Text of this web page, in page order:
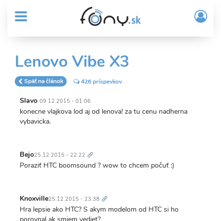
obsah
MENU
Sub
Header
menu
User
account
menu
/
Lenovo Vibe X3
Späť na článok 426 príspevkov
Slavo 09.12.2015 - 01:06
konecne vlajkova lod aj od lenova! za tu cenu nadherna
vybavicka.
Bejo25.12.2015 - 22:22 odkaz
Poraziť HTC boomsound ? wow to chcem počuť :)
Knoxville25.12.2015 - 23:38 odkaz
Hra lepsie ako HTC? S akym modelom od HTC si ho